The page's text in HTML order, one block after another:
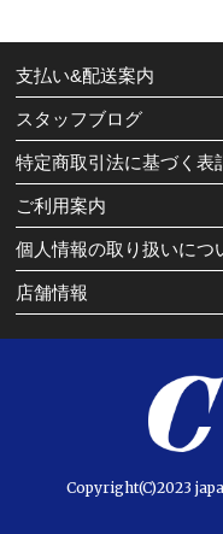
支払い&配送案内
スタッフブログ
特定商取引法に基づく表
ご利用案内
個人情報の取り扱いにつ
店舗情報
Copyright(C)2023